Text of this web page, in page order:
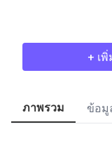
+ เ
ภาพรวม ข้อมู